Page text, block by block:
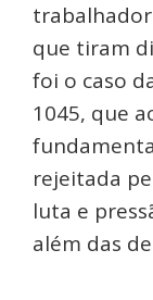
que tiram
foi o caso
1045, que
rejeitada
luta e
além das